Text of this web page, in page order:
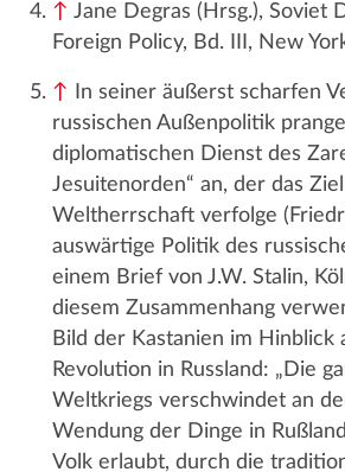
↑ Jane Degras (Hrsg.), Soviet
Foreign Policy, Bd. III, New
↑
In seiner äußerst scharfen
russischen Außenpolitik
diplomatischen Dienst des
Jesuitenorden“ an, der das
Weltherrschaft verfolge
auswärtige Politik des
einem Brief von J.W. Stalin,
diesem Zusammenhang
Bild der Kastanien im Hinblick
Revolution in Russland: „Die
Weltkriegs verschwindet an
Wendung der Dinge in
Volk erlaubt, durch die